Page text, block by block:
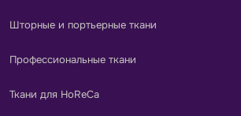
Шторные и портьерные ткани
Профессиональные ткани
Ткани для HoReCa